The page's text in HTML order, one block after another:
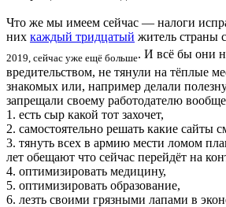
Что же мы имеем сейчас — налоги
них каждый тридцатый житель страны
2019, сейчас уже ещё больше. И всё бы они
вредительством, не тянули на тёплые
знакомых или, например делали
запрещали своему работодателю
1. есть сыр какой тот захочет,
2. самостоятельно решать какие сайты
3. тянуть всех в армию мести ломом
лет обещают что сейчас перейдёт на
4. оптимизировать медицину,
5. оптимизировать образование,
6. лезть своими грязными лапами в